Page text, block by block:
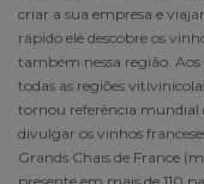
criar a sua empresa e
rápido ele descobre os
também nessa região.
todas as regiões
tornou referência mundial
divulgar os vinhos
Grands Chais de France